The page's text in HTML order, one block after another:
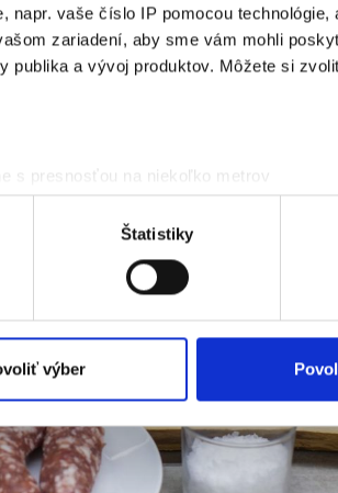
napr. vaše číslo IP pomocou technológie,
zariadení, aby sme vám mohli
publika a vývoj produktov. Môžete si
s presnosťou na niekoľko metrov
charakteristík (odtlačky
nájdete v časti svašimi nastaveniami
súborov cookie.
poskytujeme aj našim partnerom v
skombinovať s ďalšími údajmi,
Štatistiky
výber